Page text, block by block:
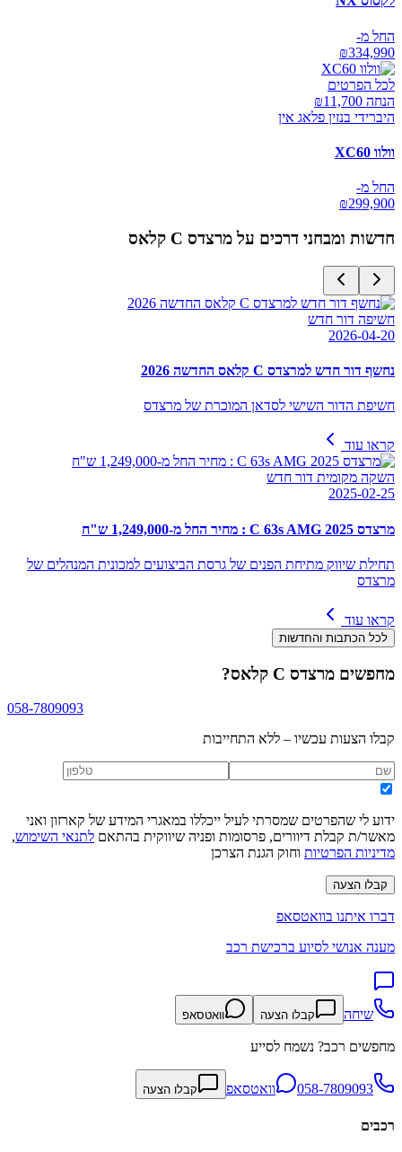
החל מ-
₪334,990
לכל הפרטים
הנחה ₪ 11,700
היברידי בנזין פלאג אין
וולוו XC60
החל מ-
₪299,900
חדשות ומבחני דרכים על מרצדס C קלאס
חשיפה דור חדש
2026-04-20
נחשף דור חדש למרצדס C קלאס החדשה 2026
חשיפת הדור השישי לסדאן המוכרת של מרצדס
קראו עוד
השקה מקומית דור חדש
2025-02-25
מרצדס C 63s AMG 2025 : מחיר החל מ-1,249,000 ש"ח
תחילת שיווק מתיחת הפנים של גרסת הביצועים למכונית המנהלים של
מרצדס
קראו עוד
לכל הכתבות והחדשות
מחפשים מרצדס C קלאס ?
058-7809093
קבלו הצעות עכשיו – ללא התחייבות
ידוע לי שהפרטים שמסרתי לעיל ייכללו במאגרי המידע של קארזון ואני
מאשר/ת קבלת דיוורים, פרסומות ופניה שיווקית בהתאם לתנאי השימוש,
מדיניות הפרטיות וחוק הגנת הצרכן
קבלו הצעה
דברו איתנו בוואטסאפ
מענה אנושי לסיוע ברכישת רכב
שיחה קבלו הצעה וואטסאפ
מחפשים רכב? נשמח לסייע
058-7809093 וואטסאפ קבלו הצעה
רכבים